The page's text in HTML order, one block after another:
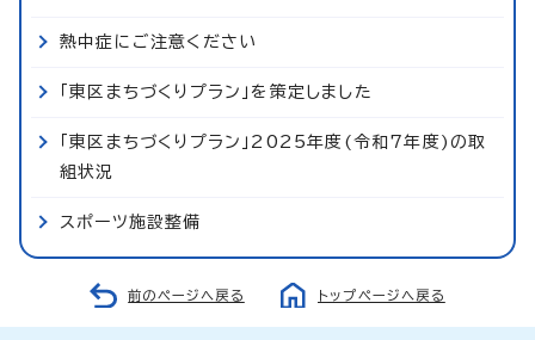
熱中症にご注意ください
「東区まちづくりプラン」を策定しました
「東区まちづくりプラン」2025年度(令和7年度)の取
組状況
スポーツ施設整備
前のページへ戻る トップページへ戻る